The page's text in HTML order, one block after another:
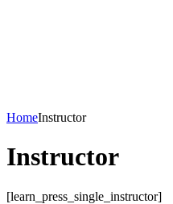
HomeInstructor
Instructor
[learn_press_single_instructor]